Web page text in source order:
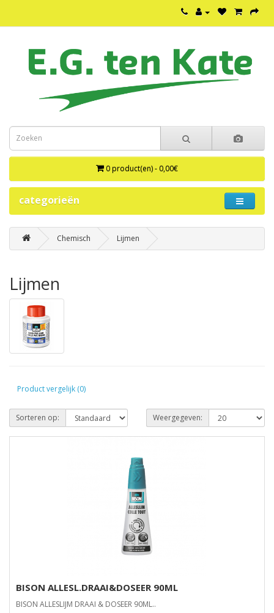
0 product(en) - 0,00€
categorieën
Chemisch Lijmen
Lijmen
Product vergelijk (0)
Sorteren op: Weergegeven:
BISON ALLESL.DRAAI&DOSEER 90ML
BISON ALLESLIJM DRAAI & DOSEER 90ML..